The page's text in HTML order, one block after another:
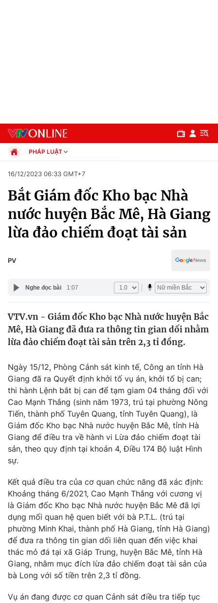
Chuyên mục
Chính trị
Thế giới
Thế giới đó đây
Câu chuyện quốc tế
Kinh tế
Tài chính
Thị trường
Góc doanh nghiệp
Dữ liệu và đời sống
Truyền hình
Phim VTV
Hậu trường
Nhân vật
Khán giả
Giải sao mai
Giải trí
Điện ảnh
Âm nhạc
Sao
Du lịch
Làm đẹp
Chất lượng cuộc sống
Giáo dục
Tuyển sinh
Học trực tuyến
Công nghệ
Hitech Công nghệ tương lai
Sản phẩm
Giao lưu trực tuyến
PHÁP LUẬT
Xã hội
Pháp luật
Thể thao
Truyền hình
Giáo dục
16/12/2023 06:33 GMT+7
Bắt Giám đốc Kho bạc Nhà
nước huyện Bắc Mê, Hà Giang
lừa đảo chiếm đoạt tài sản
PV
Nghe đọc bài 1:07
VTV.vn - Giám đốc Kho bạc Nhà nước huyện Bắc
Mê, Hà Giang đã đưa ra thông tin gian dối nhằm
lừa đảo chiếm đoạt tài sản trên 2,3 tỉ đồng.
Ngày 15/12, Phòng Cảnh sát kinh tế, Công an tỉnh Hà
Giang đã ra Quyết định khởi tố vụ án, khởi tố bị can;
thi hành Lệnh bắt bị can để tạm giam 04 tháng đối với
Cao Mạnh Thắng (sinh năm 1973, trú tại phường Nông
Tiến, thành phố Tuyên Quang, tỉnh Tuyên Quang), là
Giám đốc Kho bạc Nhà nước huyện Bắc Mê, tỉnh Hà
Giang để điều tra về hành vi Lừa đảo chiếm đoạt tài
sản, theo quy định tại khoản 4, Điều 174 Bộ luật Hình
sự.
Kết quả điều tra của cơ quan chức năng đã xác định:
Khoảng tháng 6/2021, Cao Mạnh Thắng với cương vị
là Giám đốc Kho bạc Nhà nước huyện Bắc Mê đã lợi
dụng mối quan hệ quen biết với bà P.T.L. (trú tại
phường Minh Khai, thành phố Hà Giang, tỉnh Hà Giang)
để đưa ra thông tin gian dối liên quan đến việc khai
thác mỏ đá tại xã Giáp Trung, huyện Bắc Mê, tỉnh Hà
Giang, nhằm mục đích lừa đảo chiếm đoạt tài sản của
bà Long với số tiền trên 2,3 tỉ đồng.
Vụ án đang được cơ quan Cảnh sát điều tra tiếp tục